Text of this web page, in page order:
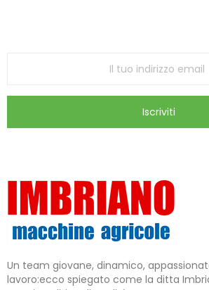
Iscriviti
Un team giovane, dinamico,
lavoro:ecco spiegato come la ditta